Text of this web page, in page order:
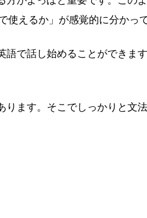
えるか」が感覚的に分かっ
で話し始めることができま
ます。そこでしっかりと文